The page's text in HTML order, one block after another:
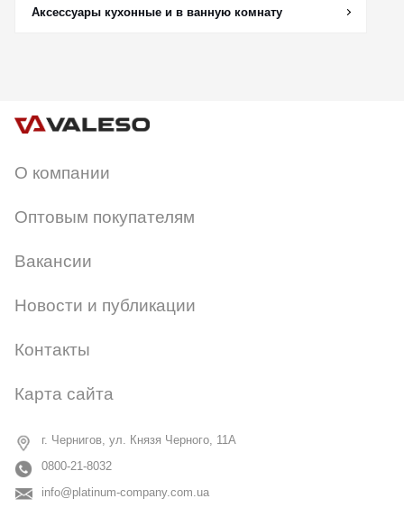
Аксессуары кухонные и в ванную комнату
О компании
Оптовым покупателям
Вакансии
Новости и публикации
Контакты
Карта сайта
г. Чернигов, ул. Князя Черного, 11А
0800-21-8032
info@platinum-company.com.ua